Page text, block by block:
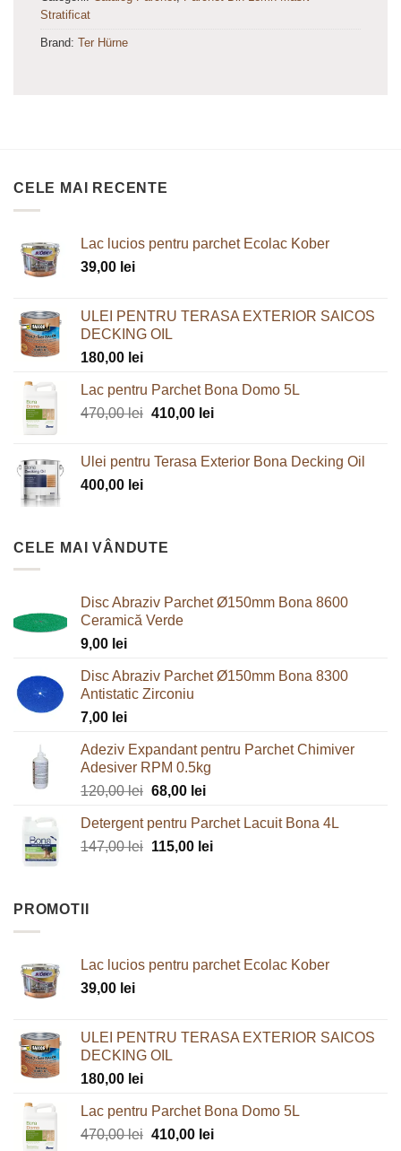
Stratificat
Brand: Ter Hürne
CELE MAI RECENTE
Lac lucios pentru parchet Ecolac Kober
39,00 lei
ULEI PENTRU TERASA EXTERIOR SAICOS
DECKING OIL
180,00 lei
Lac pentru Parchet Bona Domo 5L
470,00lei Prețul
fost:
410,00 leiPrețul
410,00 lei.
Ulei pentru Terasa Exterior Bona Decking Oil
400,00 lei
CELE MAI VÂNDUTE
Disc Abraziv Parchet Ø150mm Bona 8600
Ceramică Verde
9,00 lei
Disc Abraziv Parchet Ø150mm Bona 8300
Antistatic Zirconiu
7,00 lei
Adeziv Expandant pentru Parchet Chimiver
Adesiver RPM 0.5kg
120,00lei Prețul
a
fost:
68,00 leiPrețul
este:
68,00 lei.
Detergent pentru Parchet Lacuit Bona 4L
147,00lei Prețul
115,00 leiPrețul
PROMOTII
Lac lucios pentru parchet Ecolac Kober
39,00 lei
ULEI PENTRU TERASA EXTERIOR SAICOS
DECKING OIL
180,00 lei
Lac pentru Parchet Bona Domo 5L
470,00lei Prețul
410,00 leiPrețul